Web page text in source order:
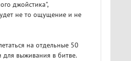
джойстика",
не то ощущение и не
на отдельные 50
для выживания в битве.